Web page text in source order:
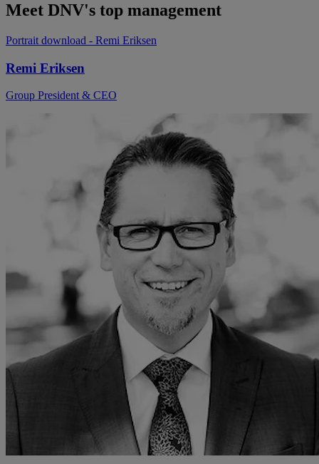
Meet DNV's top management
Portrait download - Remi Eriksen
Remi Eriksen
Group President & CEO